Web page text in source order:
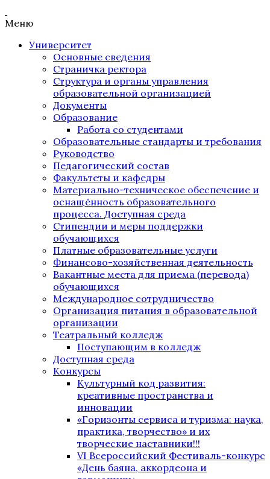
Меню
Университет
Основные сведения
Страничка ректора
Структура и органы управления
образовательной организацией
Документы
Образование
Работа со студентами
Образовательные стандарты и требования
Руководство
Педагогический состав
Факультеты и кафедры
Материально-техническое обеспечение и
оснащённость образовательного
процесса. Доступная среда
Стипендии и меры поддержки
обучающихся
Платные образовательные услуги
Финансово-хозяйственная деятельность
Вакантные места для приема (перевода)
обучающихся
Международное сотрудничество
Организация питания в образовательной
организации
Театральный колледж
Поступающим в колледж
Доступная среда
Конкурсы
Культурный код развития:
креативные пространства и
инновации
«Горизонты сервиса и туризма: наука,
практика, творчество» и их
творческие наставники!!!
VI Всероссийский Фестиваль-конкурс
«День баяна, аккордеона и